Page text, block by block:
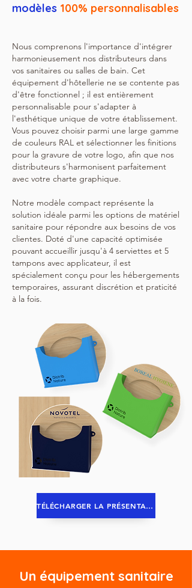
modèles 100% personnalisables
Nous comprenons l'importance d'intégrer
harmonieusement nos distributeurs dans
vos sanitaires ou salles de bain. Cet
équipement d'hôtellerie ne se contente pas
d'être fonctionnel ; il est entièrement
personnalisable pour s'adapter à
l'esthétique unique de votre établissement.
Vous pouvez choisir parmi une large gamme
de couleurs RAL et sélectionner les finitions
pour la gravure de votre logo, afin que nos
distributeurs s'harmonisent parfaitement
avec votre charte graphique.
Notre modèle compact représente la
solution idéale parmi les options de matériel
sanitaire pour répondre aux besoins de vos
clientes. Doté d'une capacité optimisée
pouvant accueillir jusqu'à 4 serviettes et 5
tampons avec applicateur, il est
spécialement conçu pour les hébergements
temporaires, assurant discrétion et praticité
à la fois.
TÉLÉCHARGER LA PRÉSENTATION
Un équipement sanitaire